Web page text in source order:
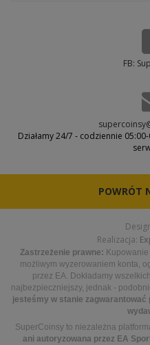
FB:
Działamy 24/7 - codziennie
POWRÓT
Realizacja:
Zastrzeżenie prawne:
możliwym wyzerowaniem konta,
przez EA. Dokładamy
najbezpieczniejszy, jednak -
jesteśmy w stanie zagwarantować
SuperCoinsy to niezależna
ani autoryzowana przez EA